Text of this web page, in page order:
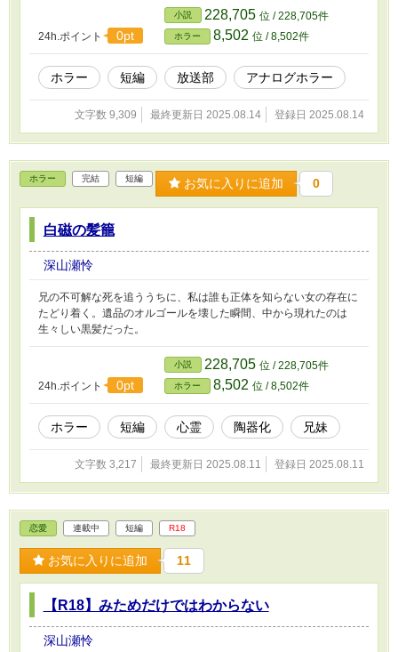
24h.ポイント 0pt
小説 228,705 位 / 228,705件
ホラー 8,502 位 / 8,502件
ホラー 短編 放送部 アナログホラー
文字数 9,309 最終更新日 2025.08.14 登録日 2025.08.14
ホラー 完結 短編 お気に入りに追加 0
白磁の髪籠
深山瀬怜
兄の不可解な死を追ううちに、私は誰も正体を知らない女の存在に
たどり着く。遺品のオルゴールを壊した瞬間、中から現れたのは
生々しい黒髪だった。
24h.ポイント 0pt
小説 228,705 位 / 228,705件
ホラー 8,502 位 / 8,502件
ホラー 短編 心霊 陶器化 兄妹
文字数 3,217 最終更新日 2025.08.11 登録日 2025.08.11
恋愛 連載中 短編 R18
お気に入りに追加 11
【R18】みためだけではわからない
深山瀬怜